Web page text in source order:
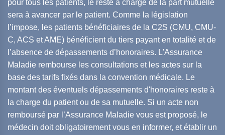
pour tous les patients, le reste à charge de la part mutuelle
sera à avancer par le patient. Comme la législation
l’impose, les patients bénéficiaires de la C2S (CMU, CMU-
C, ACS et AME) bénéficient du tiers payant en totalité et de
l’absence de dépassements d’honoraires. L'Assurance
Maladie rembourse les consultations et les actes sur la
base des tarifs fixés dans la convention médicale. Le
montant des éventuels dépassements d'honoraires reste à
la charge du patient ou de sa mutuelle. Si un acte non
remboursé par l’Assurance Maladie vous est proposé, le
médecin doit obligatoirement vous en informer, et établir un